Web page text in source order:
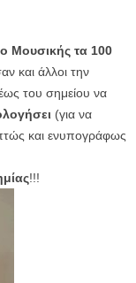
Μουσικής τα 100
και άλλοι την
του σημείου να
(για να
και ενυπογράφως
!!!